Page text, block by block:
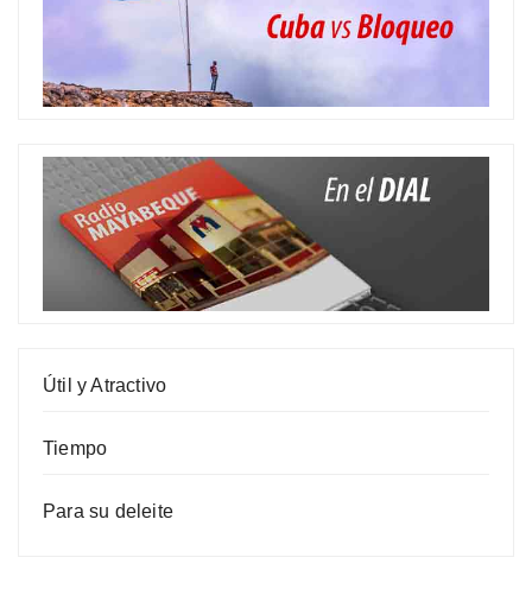
Útil y Atractivo
Tiempo
Para su deleite